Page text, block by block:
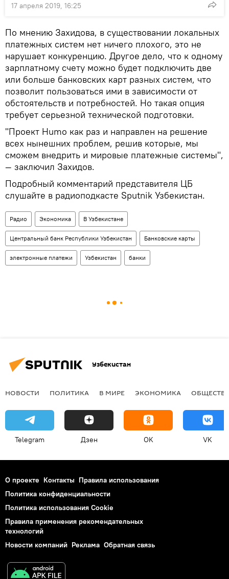
17 апреля 2019, 16:25
По мнению Захидова, в существовании локальных
платежных систем нет ничего плохого, это не
нарушает конкуренцию. Другое дело, что к одному
зарплатному счету можно будет подключить две
или больше банковских карт разных систем, что
позволит пользоваться ими в зависимости от
обстоятельств и потребностей. Но такая опция
требует серьезной технической подготовки.
"Проект Humo как раз и направлен на решение
всех нынешних проблем, решив которые, мы
сможем внедрить и мировые платежные системы",
— заключил Захидов.
Подробный комментарий представителя ЦБ
слушайте в радиоподкасте Sputnik Узбекистан.
Радио Экономика В Узбекистане
Центральный банк Республики Узбекистан Банковские карты
электронные платежи Узбекистан банки
Узбекистан
НОВОСТИ ПОЛИТИКА В МИРЕ ЭКОНОМИКА
Telegram Дзен OK VK
О проекте Контакты Правила использования
Политика конфиденциальности
Политика использования Cookie
Правила применения рекомендательных
технологий
Новости компаний Реклама Обратная связь